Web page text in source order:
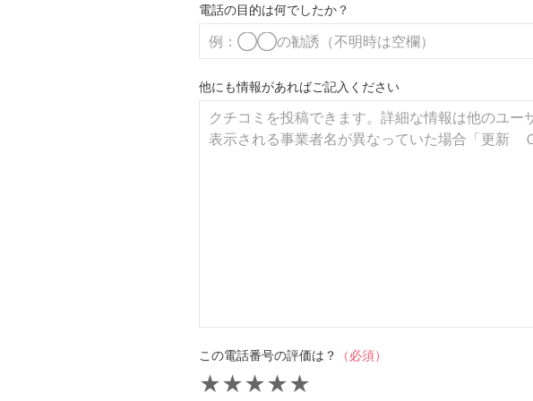
電話の目的は何でしたか？
他にも情報があればご記入ください
この電話番号の評価は？ （必須）
★
★
★
★
★